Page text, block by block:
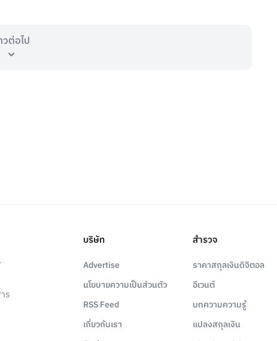
วต่อไป
ร
บริษัท
Advertise
นโยบายความเป็นส่วนตัว
RSS Feed
เกี่ยวกับเรา
สำรวจ
ราคาสกุลเงินดิจิตอล
อีเวนต์
บทความความรู้
แปลงสกุลเงิน